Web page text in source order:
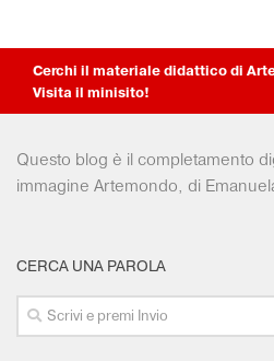
Twitter
Mail
Cerchi il materiale didattico di
Visita il minisito!
Questo blog è il completamento
immagine Artemondo, di
CERCA UNA PAROLA